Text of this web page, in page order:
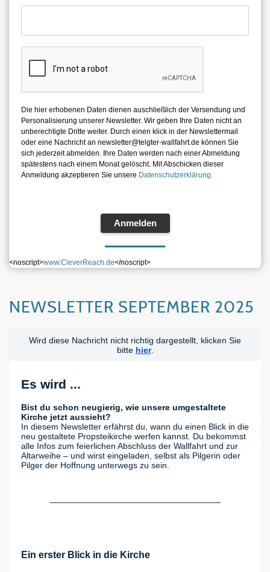
Die hier erhobenen Daten dienen auschließlich der Versendung und
Personalisierung unserer Newsletter. Wir geben Ihre Daten nicht an
unberechtigte Dritte weiter. Durch einen klick in der Newslettermail
oder eine Nachricht an newsletter@telgter-wallfahrt.de können Sie
sich jederzeit abmelden. Ihre Daten werden nach einer Abmeldung
spätestens nach einem Monat gelöscht. Mit Abschicken dieser
Anmeldung akzeptieren Sie unsere Datenschutzerklärung.
Anmelden
<noscript>www.CleverReach.de</noscript>
NEWSLETTER SEPTEMBER 2025